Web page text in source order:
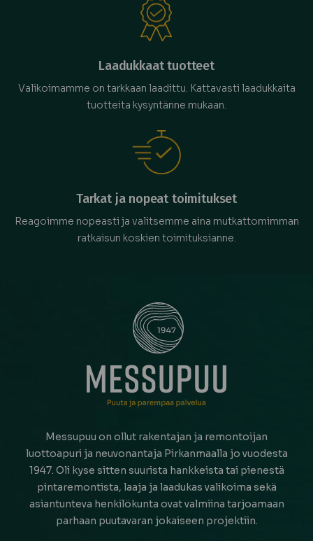
Laadukkaat tuotteet
Valikoimamme on tarkkaan laadittu. Kattavasti laadukkaita
tuotteita kysyntänne mukaan.
Tarkat ja nopeat toimitukset
Reagoimme nopeasti ja valitsemme aina mutkattomimman
ratkaisun koskien toimituksianne.
Messupuu on ollut rakentajan ja remontoijan
luottoapuri ja neuvonantaja Pirkanmaalla jo vuodesta
1947. Oli kyse sitten suurista hankkeista tai pienestä
pintaremontista, laaja ja laadukas valikoima sekä
asiantunteva henkilökunta ovat valmiina tarjoamaan
parhaan puutavaran jokaiseen projektiin.